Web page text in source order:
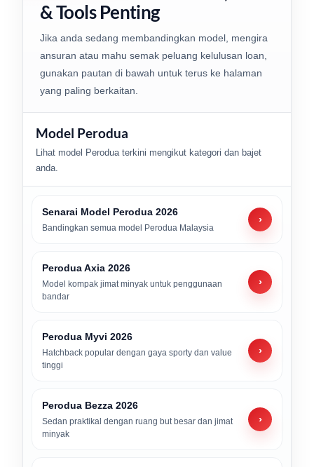
& Tools Penting
Jika anda sedang membandingkan model, mengira
ansuran atau mahu semak peluang kelulusan loan,
gunakan pautan di bawah untuk terus ke halaman
yang paling berkaitan.
Model Perodua
Lihat model Perodua terkini mengikut kategori dan bajet
anda.
Senarai Model Perodua 2026
Bandingkan semua model Perodua Malaysia
›
Perodua Axia 2026
Model kompak jimat minyak untuk penggunaan
bandar
›
Perodua Myvi 2026
Hatchback popular dengan gaya sporty dan value
tinggi
›
Perodua Bezza 2026
Sedan praktikal dengan ruang but besar dan jimat
minyak
›